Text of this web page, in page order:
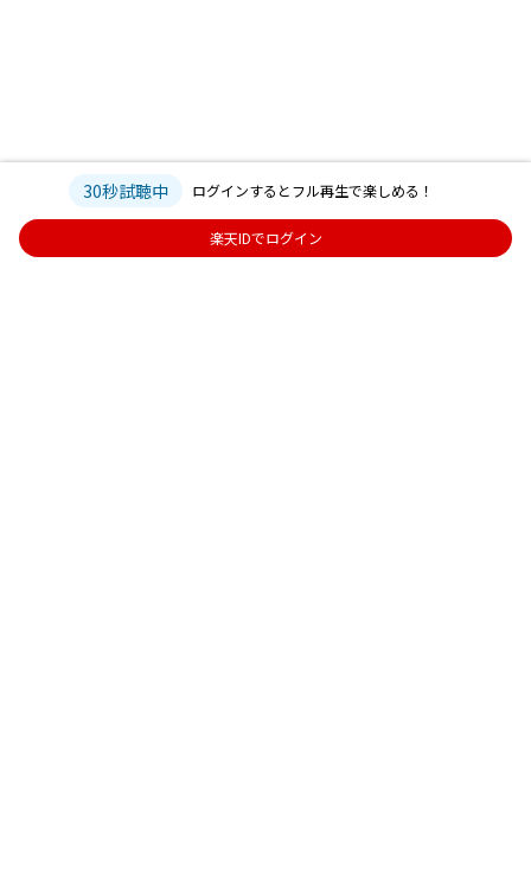
30秒試聴中 ログインするとフル再生で楽しめる！
楽天IDでログイン